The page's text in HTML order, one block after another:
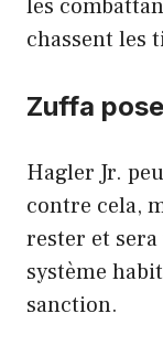
les
chassent les
Zuffa
Hagler Jr.
contre cela,
rester et
système
sanction.